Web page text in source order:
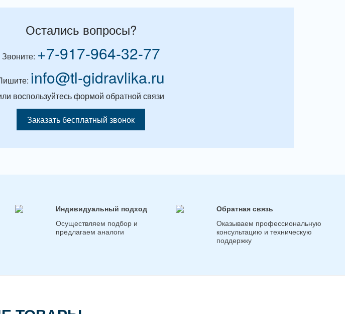
Остались вопросы?
Звоните: +7-917-964-32-77
info@tl-gidravlika.ru
воспользуйтесь формой обратной связи
Заказать бесплатный звонок
Индивидуальный подход
Осуществляем подбор и
предлагаем аналоги
Обратная связь
Оказываем профессиональную
консультацию и техническую
поддержку